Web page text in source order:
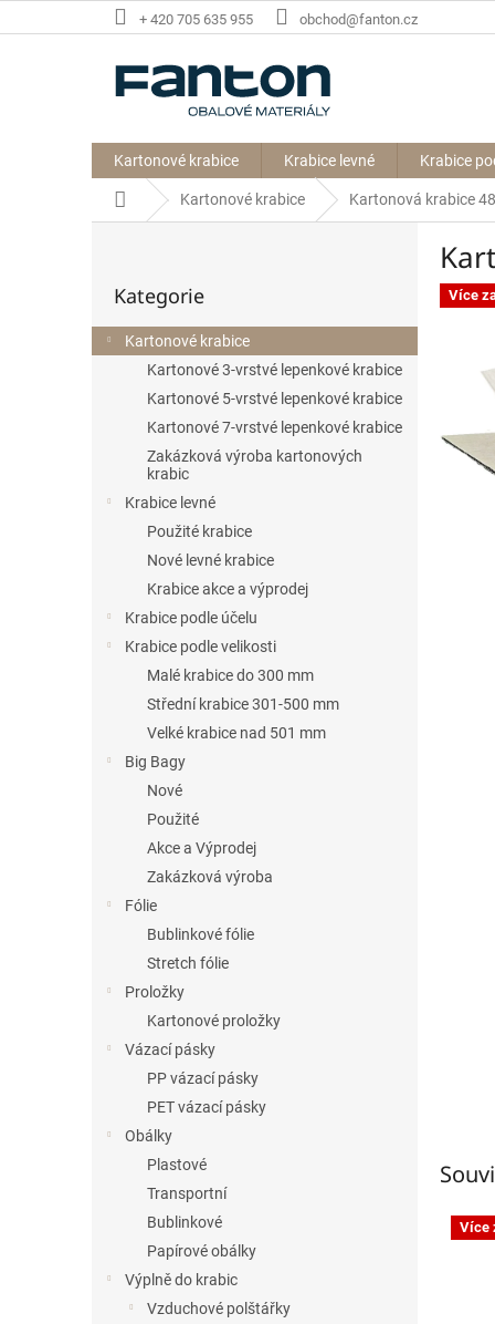
na
+ 420 705 635 955 obchod@fanton.cz
Kartonové krabice Krabice levné Krabice
Domů Kartonové krabice Kartonová krabice
r
a
kategorie
Kategorie
Kartonové krabice
Kartonové 3-vrstvé lepenkové krabice
Kartonové 5-vrstvé lepenkové krabice
Kartonové 7-vrstvé lepenkové krabice
Zakázková výroba kartonových
krabic
Krabice levné
Použité krabice
Nové levné krabice
Krabice akce a výprodej
Krabice podle účelu
Krabice podle velikosti
Malé krabice do 300 mm
Střední krabice 301-500 mm
Velké krabice nad 501 mm
Big Bagy
Nové
Použité
Akce a Výprodej
Zakázková výroba
Fólie
Bublinkové fólie
Stretch fólie
Proložky
Kartonové proložky
Vázací pásky
PP vázací pásky
PET vázací pásky
Obálky
Plastové
Transportní
Bublinkové
Papírové obálky
Výplně do krabic
Vzduchové polštářky
Více
Více